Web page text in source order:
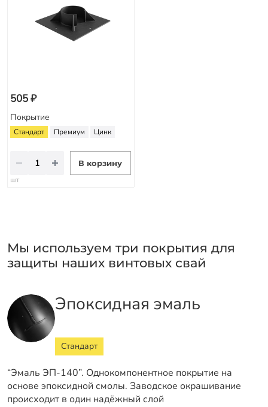
505 ₽
Покрытие
Стандарт Премиум Цинк
В корзину
шт
Мы используем три покрытия для
защиты наших винтовых свай
Эпоксидная эмаль
Стандарт
“Эмаль ЭП-140”. Однокомпонентное покрытие на
основе эпоксидной смолы. Заводское окрашивание
происходит в один надёжный слой